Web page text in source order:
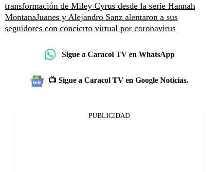
transformación de Miley Cyrus desde la serie Hannah
MontanaJuanes y Alejandro Sanz alentaron a sus
seguidores con concierto virtual por coronavirus
Sigue a Caracol TV en WhatsApp
📺 Sigue a Caracol TV en Google Noticias.
PUBLICIDAD